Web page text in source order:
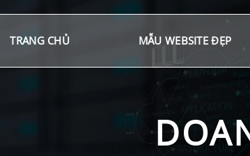
TRANG CHỦ MẪU WEBSITE ĐẸP